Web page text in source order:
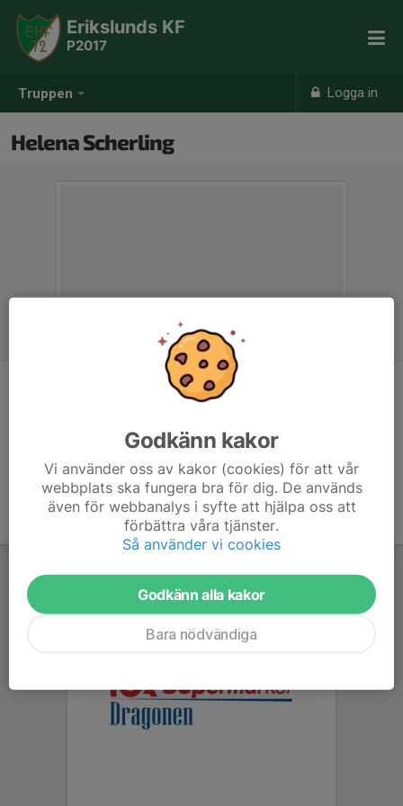
Truppen Logga in
Erikslunds KF
P2017
Helena Scherling
Assisterande tränare
Godkänn kakor
Vi använder oss av kakor (cookies) för att vår
webbplats ska fungera bra för dig. De används
även för webbanalys i syfte att hjälpa oss att
förbättra våra tjänster.
Så använder vi cookies
Godkänn alla kakor
Bara nödvändiga